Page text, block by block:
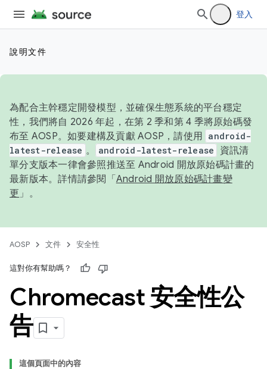
登入
說明文件
為配合主幹穩定開發模型，並確保生態系統的平台穩定
性，我們將自 2026 年起，在第 2 季和第 4 季將原始碼發
布至 AOSP。如要建構及貢獻 AOSP，請使用 android-
latest-release 。 android-latest-release
資訊清
單分支版本一律會參照推送至 Android 開放原始碼計畫的
最新版本。詳情請參閱「 Android 開放原始碼計畫變
更 」。
AOSP 文件 安全性
這對你有幫助嗎？
Chromecast 安全性公
告
這個頁面中的內容